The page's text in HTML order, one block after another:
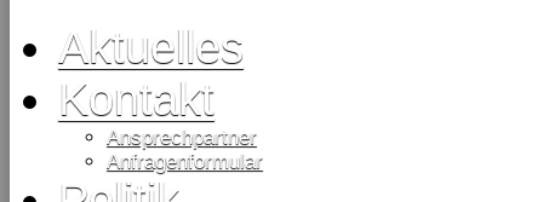
Aktuelles
Kontakt
Ansprechpartner
Anfragenformular